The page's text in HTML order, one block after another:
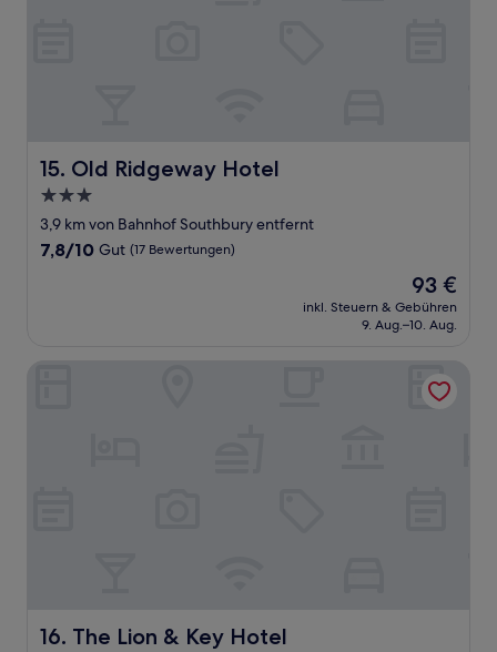
15. Old Ridgeway Hotel
Old Ridgeway Hotel
3.0-
Sterne-
Unterkunft
3,9 km von Bahnhof Southbury entfernt
7.8
7,8/10 Gut (17 Bewertungen)
Der
Preis
beträgt
93 €
inkl. Steuern & Gebühren
9. Aug.–10. Aug.
16. The Lion & Key Hotel
The Lion & Key Hotel